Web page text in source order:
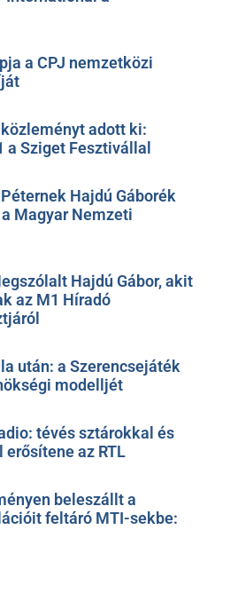
a CPJ nemzetközi
adott ki:
a Sziget Fesztivállal
Hajdú Gáborék
Magyar Nemzeti
Hajdú Gábor, akit
az M1 Híradó
után: a Szerencsejáték
modelljét
tévés sztárokkal és
az RTL
beleszállt a
feltáró MTI-sekbe: